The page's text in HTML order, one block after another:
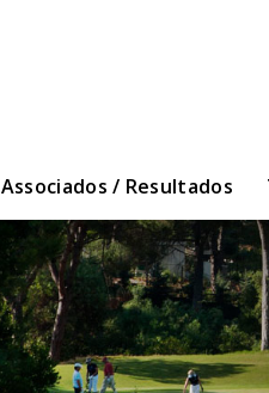
Associados / Resultados